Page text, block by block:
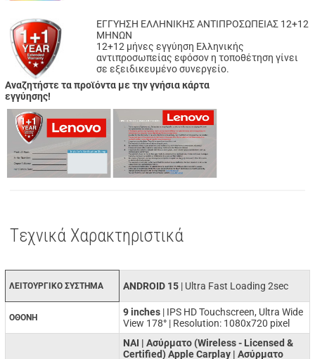
ΕΓΓΥΗΣΗ ΕΛΛΗΝΙΚΗΣ ΑΝΤΙΠΡΟΣΩΠΕΙΑΣ 12+12
ΜΗΝΩΝ
12+12 μήνες εγγύηση Ελληνικής
αντιπροσωπείας εφόσον η τοποθέτηση γίνει
σε εξειδικευμένο συνεργείο.
Αναζητήστε τα προϊόντα με την γνήσια κάρτα
εγγύησης!
Tεχνικά Χαρακτηριστικά
ΛΕΙΤΟΥΡΓΙΚΟ ΣΥΣΤΗΜΑ ANDROID 15 | Ultra Fast Loading 2sec
ΟΘΟΝΗ 9 inches | IPS HD Touchscreen, Ultra Wide
View 178° | Resolution: 1080x720 pixel
ΝΑΙ | Ασύρματο (Wireless - Licensed &
Certified) Apple Carplay | Ασύρματο